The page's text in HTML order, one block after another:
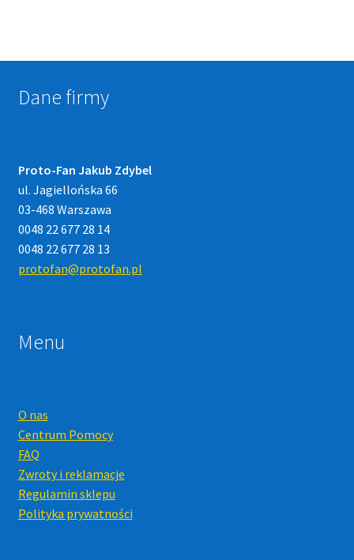
Dane firmy
Proto-Fan Jakub Zdybel
ul. Jagiellońska 66
03-468 Warszawa
0048 22 677 28 14
0048 22 677 28 13
protofan@protofan.pl
Menu
O nas
Centrum Pomocy
FAQ
Zwroty i reklamacje
Regulamin sklepu
Polityka prywatności